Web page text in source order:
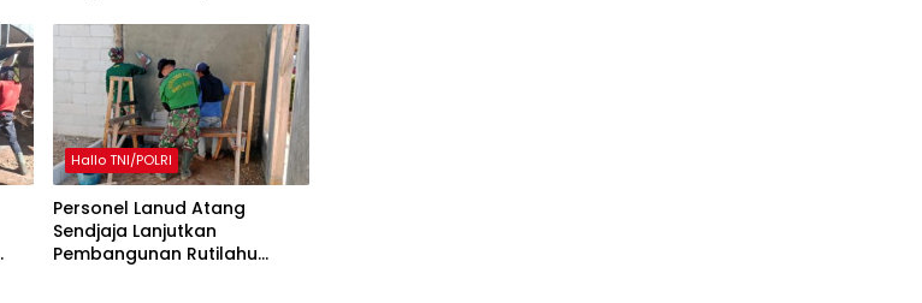
Warga
Hallo TNI/POLRI
Personel Lanud Atang
Sendjaja Lanjutkan
Pembangunan Rutilahu